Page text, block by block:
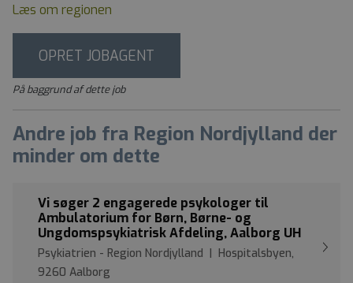
Læs om regionen
OPRET JOBAGENT
På baggrund af dette job
Andre job fra Region Nordjylland der
minder om dette
Vi søger 2 engagerede psykologer til
Ambulatorium for Børn, Børne- og
Ungdomspsykiatrisk Afdeling, Aalborg UH
Psykiatrien - Region Nordjylland | Hospitalsbyen,
9260 Aalborg